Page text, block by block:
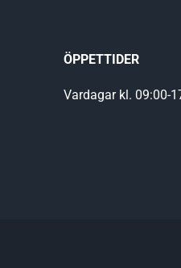
ÖPPETTIDER
Vardagar kl. 09:00-